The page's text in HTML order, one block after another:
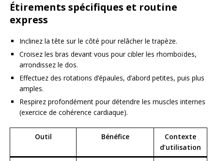
Étirements spécifiques et routine
express
Inclinez la tête sur le côté pour relâcher le trapèze.
Croisez les bras devant vous pour cibler les rhomboïdes,
arrondissez le dos.
Effectuez des rotations d’épaules, d’abord petites, puis plus
amples.
Respirez profondément pour détendre les muscles internes
(exercice de cohérence cardiaque).
Outil Bénéfice
Contexte
d’utilisation